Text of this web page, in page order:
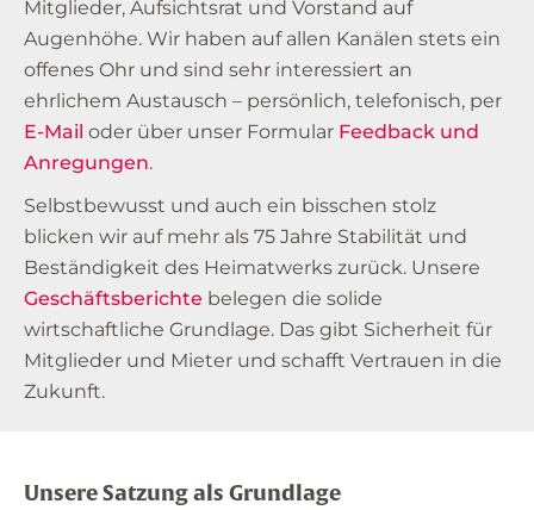
Mitglieder, Aufsichtsrat und Vorstand auf
Augenhöhe. Wir haben auf allen Kanälen stets ein
offenes Ohr und sind sehr interessiert an
ehrlichem Austausch – persönlich, telefonisch, per
E-Mail oder über unser Formular Feedback und
Anregungen.
Selbstbewusst und auch ein bisschen stolz
blicken wir auf mehr als 75 Jahre Stabilität und
Beständigkeit des Heimatwerks zurück. Unsere
Geschäftsberichte belegen die solide
wirtschaftliche Grundlage. Das gibt Sicherheit für
Mitglieder und Mieter und schafft Vertrauen in die
Zukunft.
Unsere Satzung als Grundlage